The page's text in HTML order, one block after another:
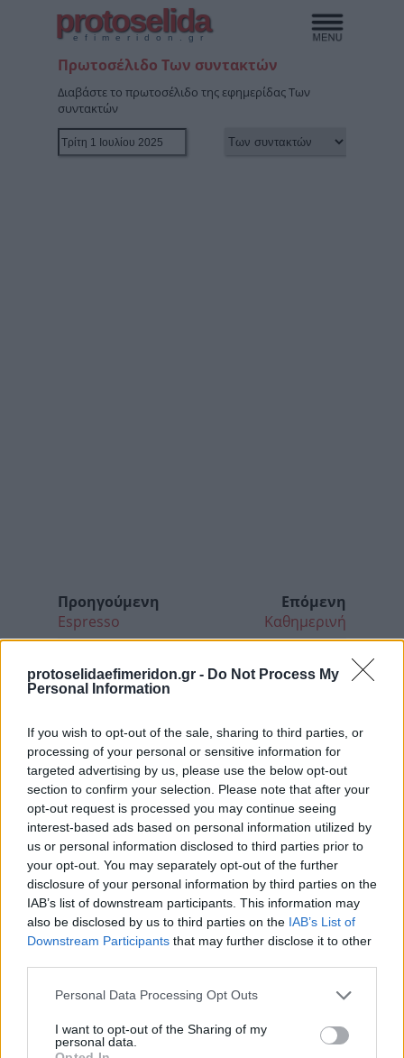
protoselidaefimeridon.gr - Do Not Process My
Personal Information
If you wish to opt-out of the sale, sharing to third parties, or
processing of your personal or sensitive information for
targeted advertising by us, please use the below opt-out
section to confirm your selection. Please note that after your
opt-out request is processed you may continue seeing
interest-based ads based on personal information utilized by
us or personal information disclosed to third parties prior to
your opt-out. You may separately opt-out of the further
disclosure of your personal information by third parties on the
IAB’s list of downstream participants. This information may
also be disclosed by us to third parties on the IAB’s List of
Downstream Participants that may further disclose it to other
Please note that this website/app uses one or more Google
not limited to your visit or usage behaviour. You may click to
grant or deny consent to Google and its third-party tags to
Personal Data Processing Opt Outs
I want to opt-out of the Sharing of my
personal data.
protoselida
efimeridon.gr
Πρωτοσέλιδο Των συντακτών
Διαβάστε το πρωτοσέλιδο της εφημερίδας Των
συντακτών
Προηγούμενη
Espresso
Επόμενη
Καθημερινή
Κοινοποιήστε